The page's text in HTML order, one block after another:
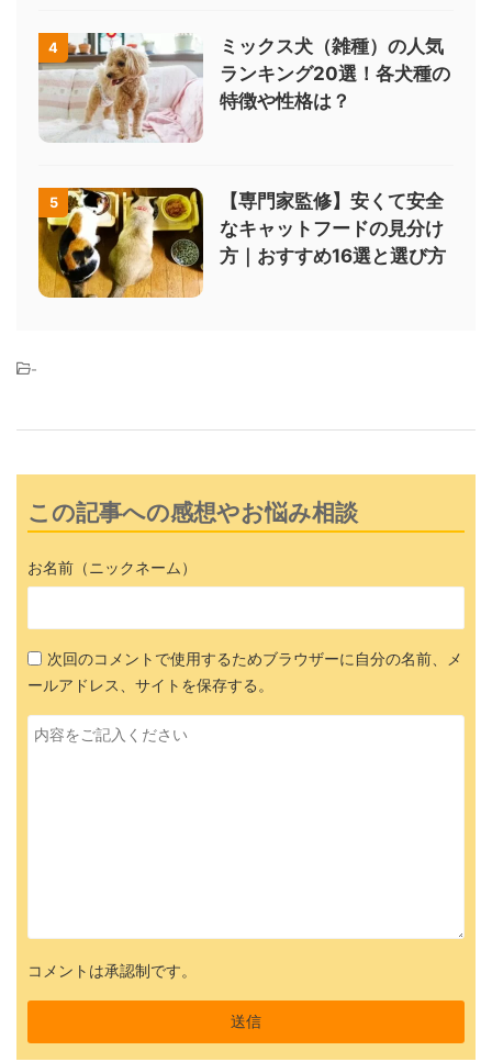
4
ミックス犬（雑種）の人気
ランキング20選！各犬種の
特徴や性格は？
5
【専門家監修】安くて安全
なキャットフードの見分け
方｜おすすめ16選と選び方
-
この記事への感想やお悩み相談
お名前（ニックネーム）
次回のコメントで使用するためブラウザーに自分の名前、メ
ールアドレス、サイトを保存する。
コメントは承認制です。